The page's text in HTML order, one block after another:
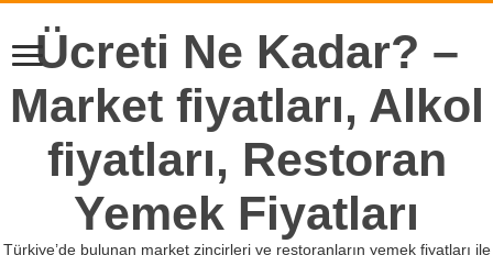
Ücreti Ne Kadar? –
Market fiyatları, Alkol
fiyatları, Restoran
Yemek Fiyatları
Türkiye’de bulunan market zincirleri ve restoranların yemek fiyatları ile